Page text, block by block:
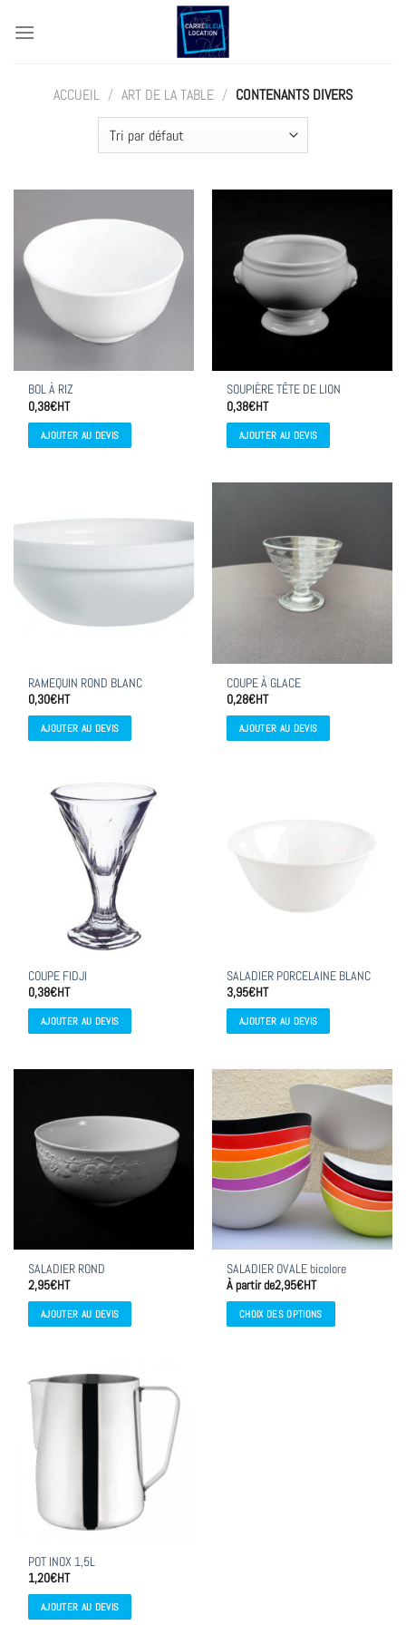
ACCUEIL / ART DE LA TABLE / CONTENANTS DIVERS
BOL À RIZ
0,38€HT
AJOUTER AU DEVIS
SOUPIÈRE TÊTE DE LION
0,38€HT
AJOUTER AU DEVIS
RAMEQUIN ROND BLANC
0,30€HT
AJOUTER AU DEVIS
COUPE À GLACE
0,28€HT
AJOUTER AU DEVIS
COUPE FIDJI
0,38€HT
AJOUTER AU DEVIS
SALADIER PORCELAINE BLANC
3,95€HT
AJOUTER AU DEVIS
SALADIER ROND
2,95€HT
AJOUTER AU DEVIS
SALADIER OVALE bicolore
À partir de2,95€HT
CHOIX DES OPTIONS
POT INOX 1,5L
1,20€HT
AJOUTER AU DEVIS